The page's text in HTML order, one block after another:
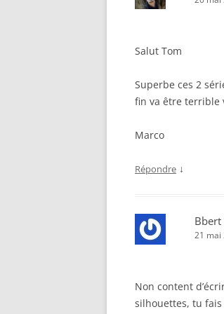
Salut Tom
Superbe ces 2
fin va être terrible
Marco
Répondre ↓
Bbert
21 mai
Non content
silhouettes, tu